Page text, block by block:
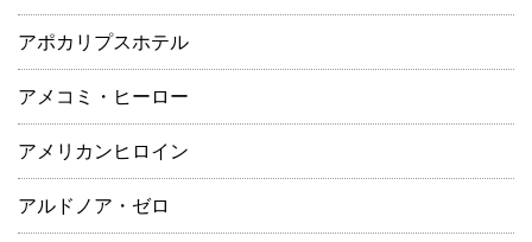
アポカリプスホテル
アメコミ・ヒーロー
アメリカンヒロイン
アルドノア・ゼロ